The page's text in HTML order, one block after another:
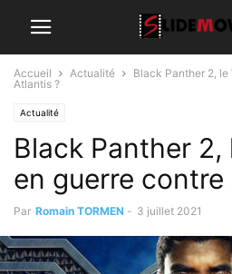
Accueil Actualité
Black Panther 2,
Atlantis ?
Actualité
Black Panther 2,
en guerre contre
Par Romain TORMEN - 3 juillet 2021